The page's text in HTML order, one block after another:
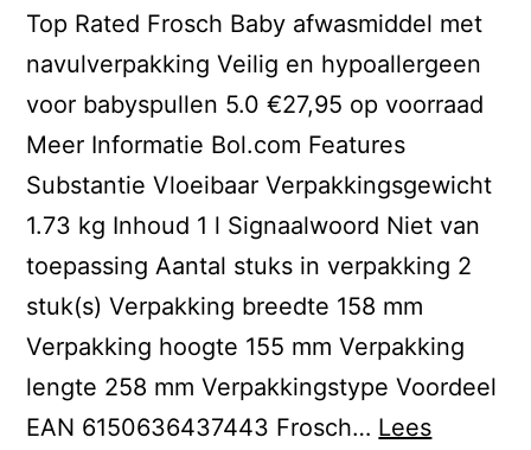
Top Rated Frosch Baby afwasmiddel met
navulverpakking Veilig en hypoallergeen
voor babyspullen 5.0 €27,95 op voorraad
Meer Informatie Bol.com Features
Substantie Vloeibaar Verpakkingsgewicht
1.73 kg Inhoud 1 l Signaalwoord Niet van
toepassing Aantal stuks in verpakking 2
stuk(s) Verpakking breedte 158 mm
Verpakking hoogte 155 mm Verpakking
lengte 258 mm Verpakkingstype Voordeel
EAN 6150636437443 Frosch… Lees